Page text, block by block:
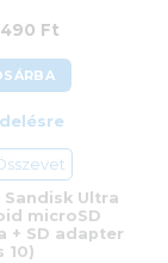
490 Ft
Sandisk Ultra
microSD
+ SD adapter
10)